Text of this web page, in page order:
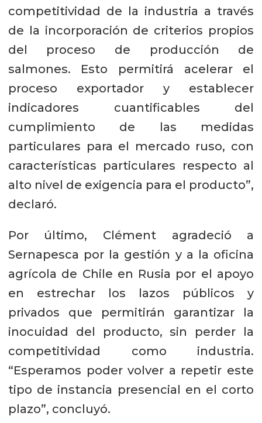
competitividad de la industria a través
de la incorporación de criterios propios
del proceso de producción de
salmones. Esto permitirá acelerar el
proceso exportador y establecer
indicadores cuantificables del
cumplimiento de las medidas
particulares para el mercado ruso, con
características particulares respecto al
alto nivel de exigencia para el producto”,
declaró.
Por último, Clément agradeció a
Sernapesca por la gestión y a la oficina
agrícola de Chile en Rusia por el apoyo
en estrechar los lazos públicos y
privados que permitirán garantizar la
inocuidad del producto, sin perder la
competitividad como industria.
“Esperamos poder volver a repetir este
tipo de instancia presencial en el corto
plazo”, concluyó.